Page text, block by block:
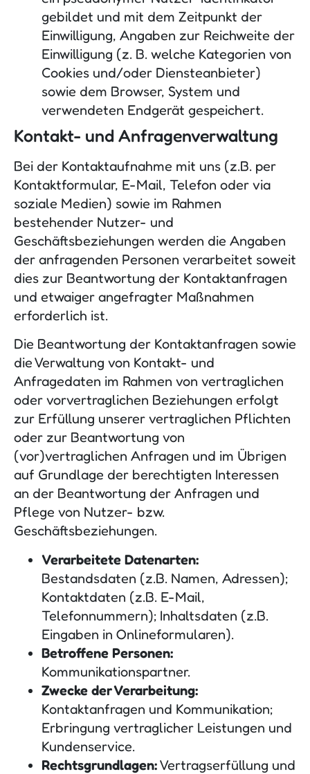
gebildet und mit dem Zeitpunkt der
Einwilligung, Angaben zur Reichweite der
Einwilligung (z. B. welche Kategorien von
Cookies und/oder Diensteanbieter)
sowie dem Browser, System und
verwendeten Endgerät gespeichert.
Kontakt- und Anfragenverwaltung
Bei der Kontaktaufnahme mit uns (z.B. per
Kontaktformular, E-Mail, Telefon oder via
soziale Medien) sowie im Rahmen
bestehender Nutzer- und
Geschäftsbeziehungen werden die Angaben
der anfragenden Personen verarbeitet soweit
dies zur Beantwortung der Kontaktanfragen
und etwaiger angefragter Maßnahmen
erforderlich ist.
Die Beantwortung der Kontaktanfragen sowie
die Verwaltung von Kontakt- und
Anfragedaten im Rahmen von vertraglichen
oder vorvertraglichen Beziehungen erfolgt
zur Erfüllung unserer vertraglichen Pflichten
oder zur Beantwortung von
(vor)vertraglichen Anfragen und im Übrigen
auf Grundlage der berechtigten Interessen
an der Beantwortung der Anfragen und
Pflege von Nutzer- bzw.
Geschäftsbeziehungen.
Verarbeitete Datenarten:
Bestandsdaten (z.B. Namen, Adressen);
Kontaktdaten (z.B. E-Mail,
Telefonnummern); Inhaltsdaten (z.B.
Eingaben in Onlineformularen).
Betroffene Personen:
Kommunikationspartner.
Zwecke der Verarbeitung:
Kontaktanfragen und Kommunikation;
Erbringung vertraglicher Leistungen und
Kundenservice.
Rechtsgrundlagen:Vertragserfüllung und